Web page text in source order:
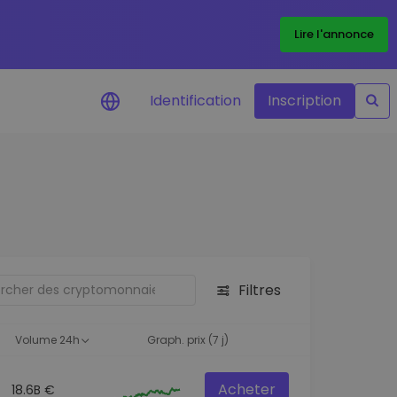
Lire l'annonce
d'investissement
Des informations pertinentes pour
Identification Inscription
Filtres
Volume 24h Graph. prix (7 j)
18.6B € Acheter